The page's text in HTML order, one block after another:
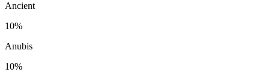
Ancient
10%
Anubis
10%